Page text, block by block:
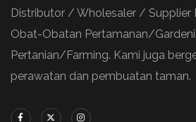
Distributor / Wholesaler / Supplier
Obat-Obatan Pertamanan/
Pertanian/Farming. Kami juga
perawatan dan pembuatan taman.